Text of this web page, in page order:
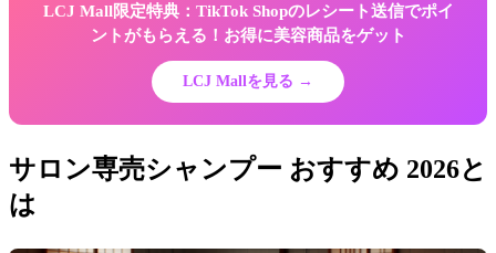
LCJ Mall限定特典：TikTok Shopのレシート送信でポイ
ントがもらえる！お得に美容商品をゲット
LCJ Mallを見る →
サロン専売シャンプー おすすめ 2026と
は